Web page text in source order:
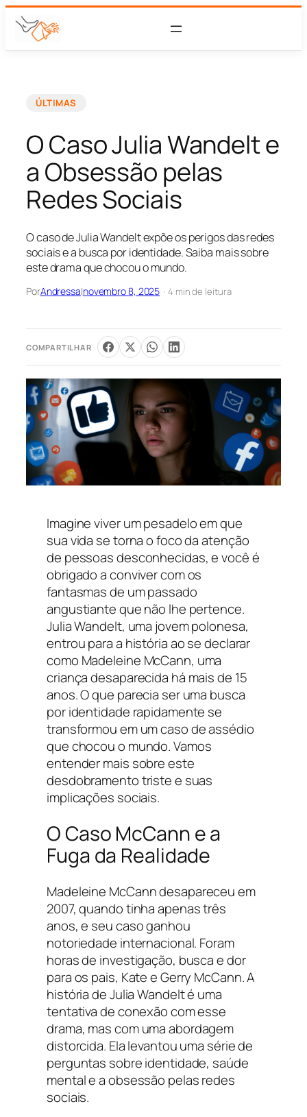
ÚLTIMAS
O Caso Julia Wandelt e
a Obsessão pelas
Redes Sociais
O caso de Julia Wandelt expõe os perigos das redes
sociais e a busca por identidade. Saiba mais sobre
este drama que chocou o mundo.
PorAndressa|novembro 8, 2025 · 4 min de leitura
COMPARTILHAR
Imagine viver um pesadelo em que
sua vida se torna o foco da atenção
de pessoas desconhecidas, e você é
obrigado a conviver com os
fantasmas de um passado
angustiante que não lhe pertence.
Julia Wandelt, uma jovem polonesa,
entrou para a história ao se declarar
como Madeleine McCann, uma
criança desaparecida há mais de 15
anos. O que parecia ser uma busca
por identidade rapidamente se
transformou em um caso de assédio
que chocou o mundo. Vamos
entender mais sobre este
desdobramento triste e suas
implicações sociais.
O Caso McCann e a
Fuga da Realidade
Madeleine McCann desapareceu em
2007, quando tinha apenas três
anos, e seu caso ganhou
notoriedade internacional. Foram
horas de investigação, busca e dor
para os pais, Kate e Gerry McCann. A
história de Julia Wandelt é uma
tentativa de conexão com esse
drama, mas com uma abordagem
distorcida. Ela levantou uma série de
perguntas sobre identidade, saúde
mental e a obsessão pelas redes
sociais.